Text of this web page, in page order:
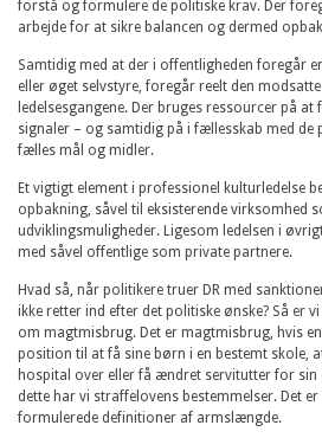
forstå og formulere de politiske krav. Der
arbejde for at sikre balancen og dermed
Samtidig med at der i offentligheden foregår
eller øget selvstyre, foregår reelt den
ledelsesgangene. Der bruges ressourcer på
signaler – og samtidig på i fællesskab med de
fælles mål og midler.
Et vigtigt element i professionel kulturledelse
opbakning, såvel til eksisterende virksomhed
udviklingsmuligheder. Ligesom ledelsen i
med såvel offentlige som private partnere.
Hvad så, når politikere truer DR med
ikke retter ind efter det politiske ønske? Så er
om magtmisbrug. Det er magtmisbrug, hvis
position til at få sine børn i en bestemt skole,
hospital over eller få ændret servitutter for
dette har vi straffelovens bestemmelser. Det
formulerede definitioner af armslængde.